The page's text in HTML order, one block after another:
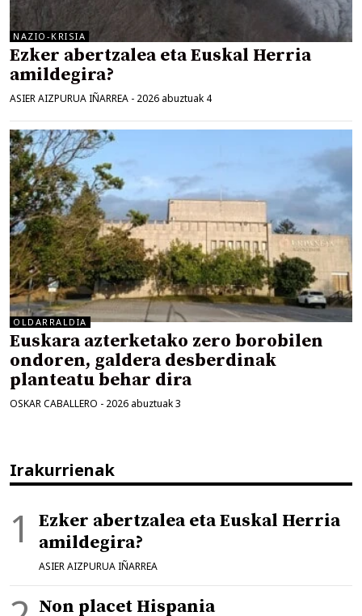
NAZIO-KRISIA
Ezker abertzalea eta Euskal Herria
amildegira?
ASIER AIZPURUA IÑARREA - 2026 abuztuak 4
OLDARRALDIA
Euskara azterketako zero borobilen
ondoren, galdera desberdinak
planteatu behar dira
OSKAR CABALLERO - 2026 abuztuak 3
Irakurrienak
Ezker abertzalea eta Euskal Herria
amildegira?
ASIER AIZPURUA IÑARREA
Non placet Hispania